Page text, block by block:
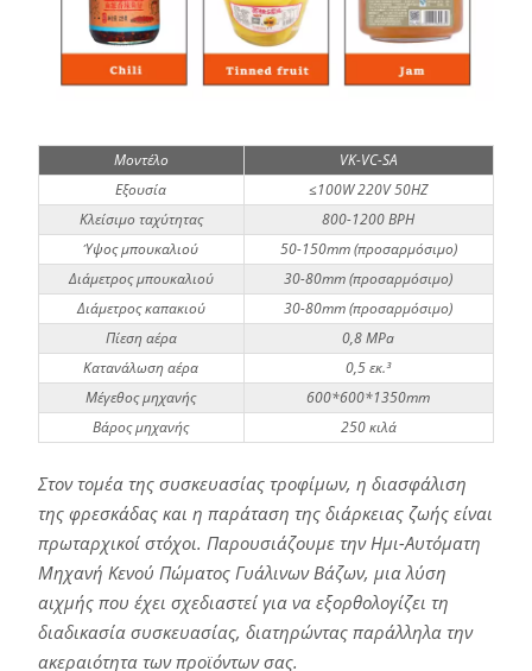
Μοντέλο
VK-VC-SA
Εξουσία
≤100W 220V 50HZ
Κλείσιμο ταχύτητας
800-1200 BPH
Ύψος μπουκαλιού
50-150mm (προσαρμόσιμο)
Διάμετρος μπουκαλιού
30-80mm (προσαρμόσιμο)
Διάμετρος καπακιού
30-80mm (προσαρμόσιμο)
Πίεση αέρα
0,8 MPa
Κατανάλωση αέρα
0,5 εκ.³
Μέγεθος μηχανής
600*600*1350mm
Βάρος μηχανής
250 κιλά
Στον τομέα της συσκευασίας τροφίμων, η διασφάλιση
της φρεσκάδας και η παράταση της διάρκειας ζωής είναι
πρωταρχικοί στόχοι. Παρουσιάζουμε την Ημι-Αυτόματη
Μηχανή Κενού Πώματος Γυάλινων Βάζων, μια λύση
αιχμής που έχει σχεδιαστεί για να εξορθολογίζει τη
διαδικασία συσκευασίας, διατηρώντας παράλληλα την
ακεραιότητα των προϊόντων σας.